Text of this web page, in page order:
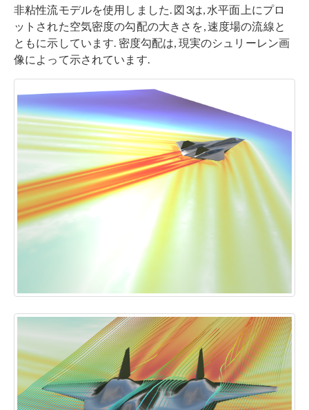
非粘性流モデルを使用しました. 図3は, 水平面上にプロ
ットされた空気密度の勾配の大きさを, 速度場の流線と
ともに示しています. 密度勾配は, 現実のシュリーレン画
像によって示されています.